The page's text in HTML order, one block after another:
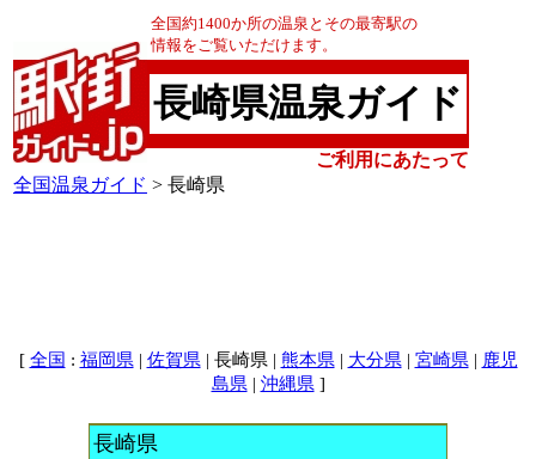
全国約1400か所の温泉とその最寄駅の
情報をご覧いただけます。
長崎県温泉ガイド
ご利用にあたって
全国温泉ガイド > 長崎県
[ 全国 : 福岡県 | 佐賀県 | 長崎県 | 熊本県 | 大分県 | 宮崎県 | 鹿児
島県 | 沖縄県 ]
長崎県